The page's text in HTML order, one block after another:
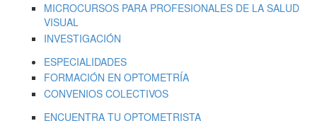
MICROCURSOS PARA PROFESIONALES DE LA SALUD
VISUAL
INVESTIGACIÓN
ESPECIALIDADES
FORMACIÓN EN OPTOMETRÍA
CONVENIOS COLECTIVOS
ENCUENTRA TU OPTOMETRISTA